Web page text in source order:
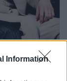
Information
volt